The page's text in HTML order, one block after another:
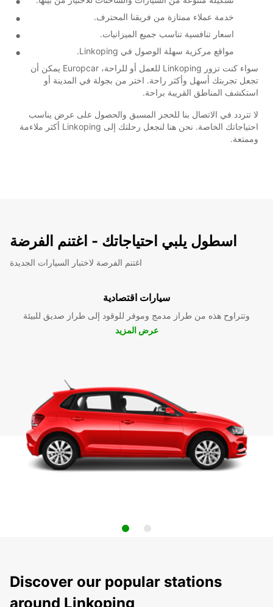
خدمة عملاء ممتازة من فريقنا المحترف.
اسعار تنافسية تناسب جميع الميزانيات.
مواقع مركزية سهلة الوصول في Linkoping.
سواء كنت تزور Linkoping للعمل أو للراحة، Europcar يمكن أن
تجعل تجربتك أسهل وأكثر راحة. اختر من بجولة في المدينة أو
استكشف المناطق القريبة براحة.
لا تتردد في الاتصال بنا للحجز المسبق والحصول على عرض يناسب
احتياجاتك الخاصة. نحن هنا لنجعل رحلتك إلى Linkoping أكثر ملاءمة
وممتعة.
اسطول يلبي احتياجاتك - اغتنم الفرضة
اغتنم الفرصة لاختبار السيارات الجديدة
سيارات اقتصادية
وتتراوح هذه من طراز مدمج وموفر للوقود إلى طراز صديق للبيئة
عرض المزيد
Discover our popular stations
around Linkoping